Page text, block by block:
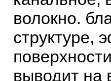
волокно.
структуре,
выводит на